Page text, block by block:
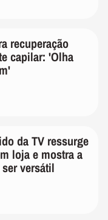
recuperação
capilar: 'Olha
da TV ressurge
loja e mostra a
versátil